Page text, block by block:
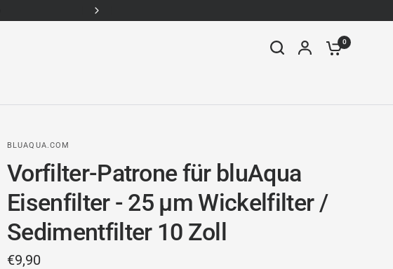
0
BLUAQUA.COM
Vorfilter-Patrone für bluAqua
Eisenfilter - 25 µm Wickelfilter /
Sedimentfilter 10 Zoll
€9,90